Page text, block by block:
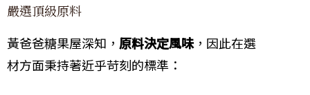
嚴選頂級原料
黃爸爸糖果屋深知， 原料決定風味，因此在選
材方面秉持著近乎苛刻的標準：